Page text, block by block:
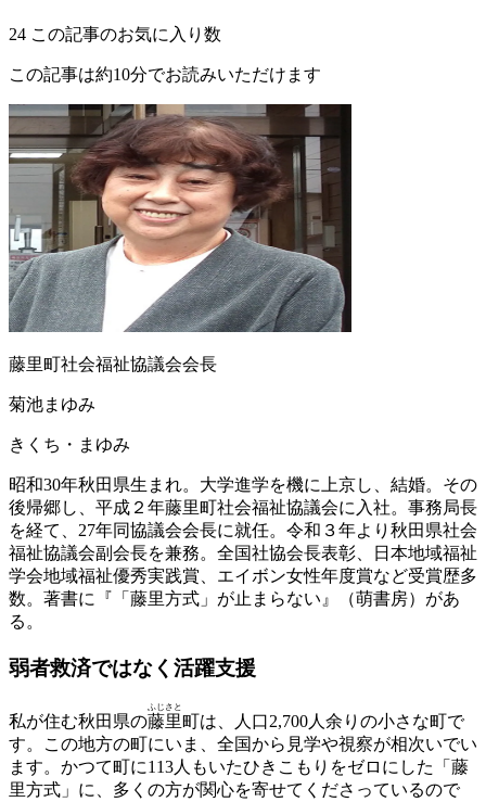
24 この記事のお気に入り数
この記事は約10分でお読みいただけます
藤里町社会福祉協議会会長
菊池まゆみ
きくち・まゆみ
昭和30年秋田県生まれ。大学進学を機に上京し、結婚。その
後帰郷し、平成２年藤里町社会福祉協議会に入社。事務局長
を経て、27年同協議会会長に就任。令和３年より秋田県社会
福祉協議会副会長を兼務。全国社協会長表彰、日本地域福祉
学会地域福祉優秀実践賞、エイボン女性年度賞など受賞歴多
数。著書に『「藤里方式」が止まらない』（萌書房）があ
る。
弱者救済ではなく 活躍支援
私が住む秋田県の藤
ふじ
里
さと
町は、人口2,700人余りの小さな町で
す。この地方の町にいま、全国から見学や視察が相次いでい
ます。かつて町に113人もいたひきこもりをゼロにした「藤
里方式」に、多くの方が関心を寄せてくださっているので